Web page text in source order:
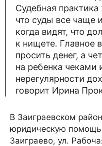
Судебная практика
что суды все чаще
когда видят, что
к нищете. Главное
просить денег, а
на ребенка чеками
нерегулярности
говорит Ирина
В Заиграевском
юридическую
Заиграево, ул.